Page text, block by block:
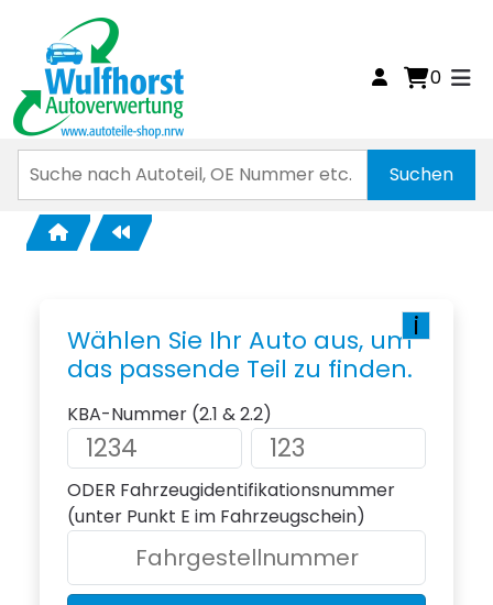
0
i
Wählen Sie Ihr Auto aus, um
das passende Teil zu finden.
KBA-Nummer (2.1 & 2.2)
ODER Fahrzeugidentifikationsnummer
(unter Punkt E im Fahrzeugschein)